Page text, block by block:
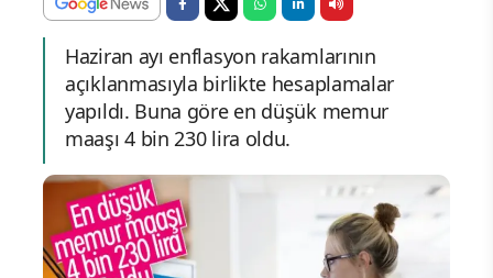
Haziran ayı enflasyon rakamlarının
açıklanmasıyla birlikte hesaplamalar
yapıldı. Buna göre en düşük memur
maaşı 4 bin 230 lira oldu.